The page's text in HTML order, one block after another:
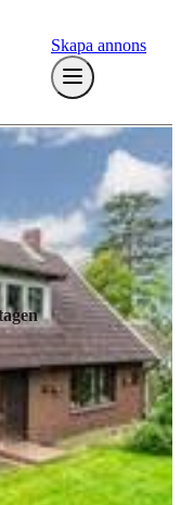
Skapa annons